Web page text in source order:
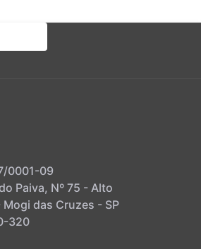
0001-09
Paiva, Nº 75 - Alto
das Cruzes - SP
320